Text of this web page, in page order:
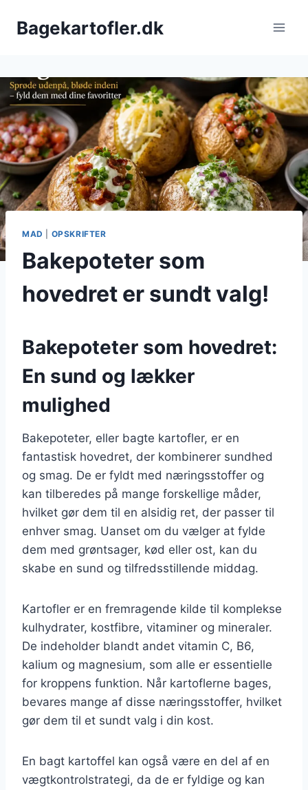
Bagekartofler.dk
MAD OPSKRIFTER
Bakepoteter som
hovedret er sundt valg!
Bakepoteter som hovedret:
En sund og lækker
mulighed
Bakepoteter, eller bagte kartofler, er en
fantastisk hovedret, der kombinerer sundhed
og smag. De er fyldt med næringsstoffer og
kan tilberedes på mange forskellige måder,
hvilket gør dem til en alsidig ret, der passer til
enhver smag. Uanset om du vælger at fylde
dem med grøntsager, kød eller ost, kan du
skabe en sund og tilfredsstillende middag.
Kartofler er en fremragende kilde til komplekse
kulhydrater, kostfibre, vitaminer og mineraler.
De indeholder blandt andet vitamin C, B6,
kalium og magnesium, som alle er essentielle
for kroppens funktion. Når kartoflerne bages,
bevares mange af disse næringsstoffer, hvilket
gør dem til et sundt valg i din kost.
En bagt kartoffel kan også være en del af en
vægtkontrolstrategi, da de er fyldige og kan